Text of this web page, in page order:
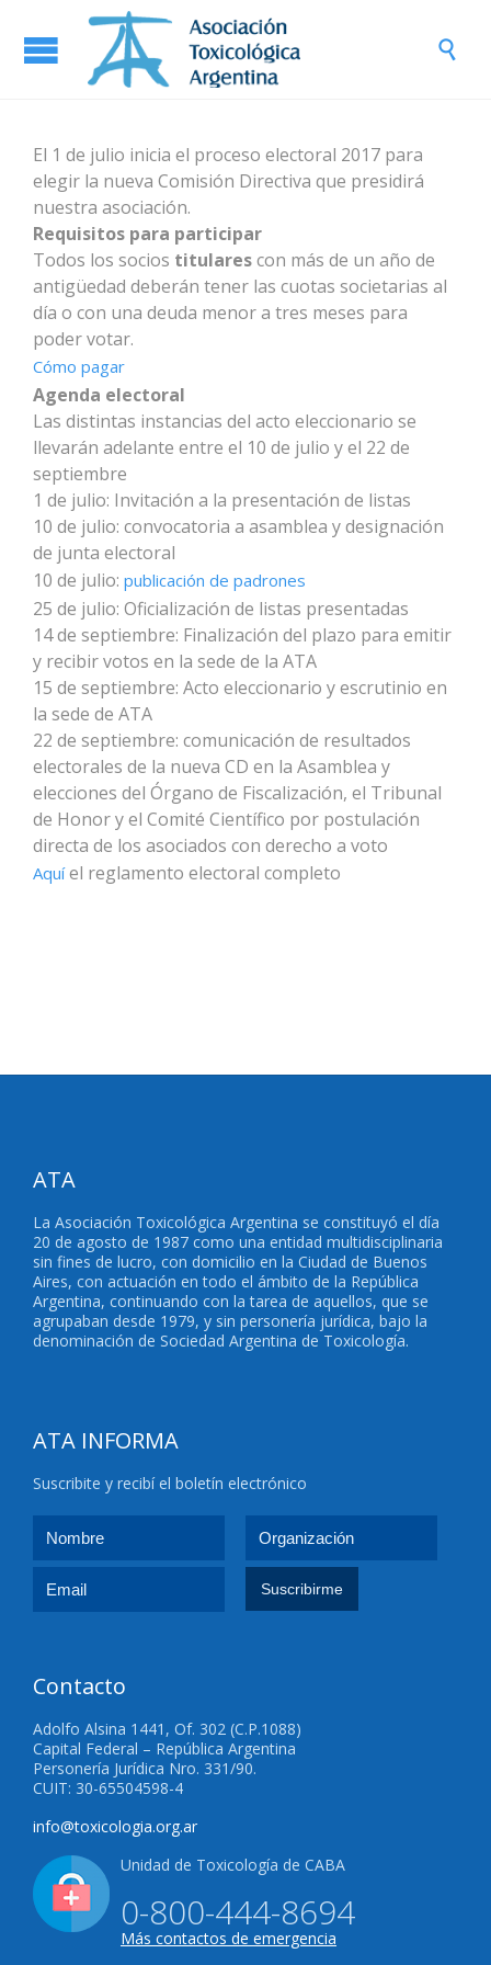

El 1 de julio inicia el proceso electoral 2017 para
elegir la nueva Comisión Directiva que presidirá
nuestra asociación.
Requisitos para participar
Todos los socios titularescon más de un año de
antigüedad deberán tener las cuotas societarias al
día o con una deuda menor a tres meses para
poder votar.
Cómo pagar
Agenda electoral
Las distintas instancias del acto eleccionario se
llevarán adelante entre el 10 de julio y el 22 de
septiembre
1 de julio: Invitación a la presentación de listas
10 de julio: convocatoria a asamblea y designación
de junta electoral
10 de julio: publicación de padrones
25 de julio: Oficialización de listas presentadas
14 de septiembre: Finalización del plazo para emitir
y recibir votos en la sede de la ATA
15 de septiembre: Acto eleccionario y escrutinio en
la sede de ATA
22 de septiembre: comunicación de resultados
electorales de la nueva CD en la Asamblea y
elecciones del Órgano de Fiscalización, el Tribunal
de Honor y el Comité Científico por postulación
directa de los asociados con derecho a voto
Aquíel reglamento electoral completo
ATA
La Asociación Toxicológica Argentina se constituyó el día
20 de agosto de 1987 como una entidad multidisciplinaria
sin fines de lucro, con domicilio en la Ciudad de Buenos
Aires, con actuación en todo el ámbito de la República
Argentina, continuando con la tarea de aquellos, que se
agrupaban desde 1979, y sin personería jurídica, bajo la
denominación de Sociedad Argentina de Toxicología.
ATA INFORMA
Suscribite y recibí el boletín electrónico
Contacto
Adolfo Alsina 1441, Of. 302 (C.P.1088)
Capital Federal – República Argentina
Personería Jurídica Nro. 331/90.
CUIT: 30-65504598-4
info@toxicologia.org.ar
Unidad de Toxicología de CABA
0-800-444-8694
Más contactos de emergencia